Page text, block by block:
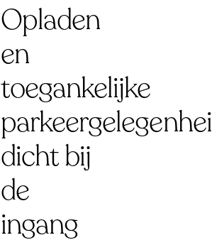
Opladen
en
toegankelijke
dicht bij
de
ingang